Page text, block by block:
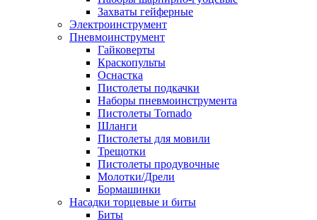
Захваты гейферные
Электроинструмент
Пневмоинструмент
Гайковерты
Краскопульты
Оснастка
Пистолеты подкачки
Наборы пневмоинструмента
Пистолеты Tornado
Шланги
Пистолеты для мовили
Трещотки
Пистолеты продувочные
Молотки/Дрели
Бормашинки
Насадки торцевые и биты
Биты